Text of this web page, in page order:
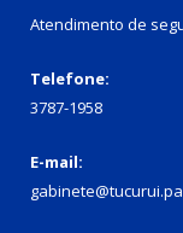
Atendimento de
Telefone:
3787-1958
E-mail: